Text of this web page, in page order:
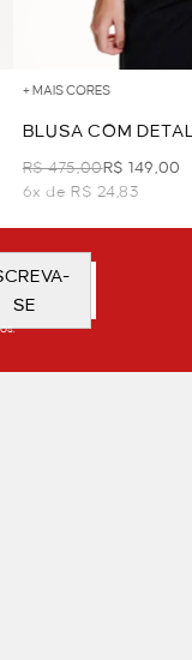
+ MAIS CORES
BLUSA COM
VERMELHO
R$ 475,00R$ 149,00
6x de R$ 24,83
SE